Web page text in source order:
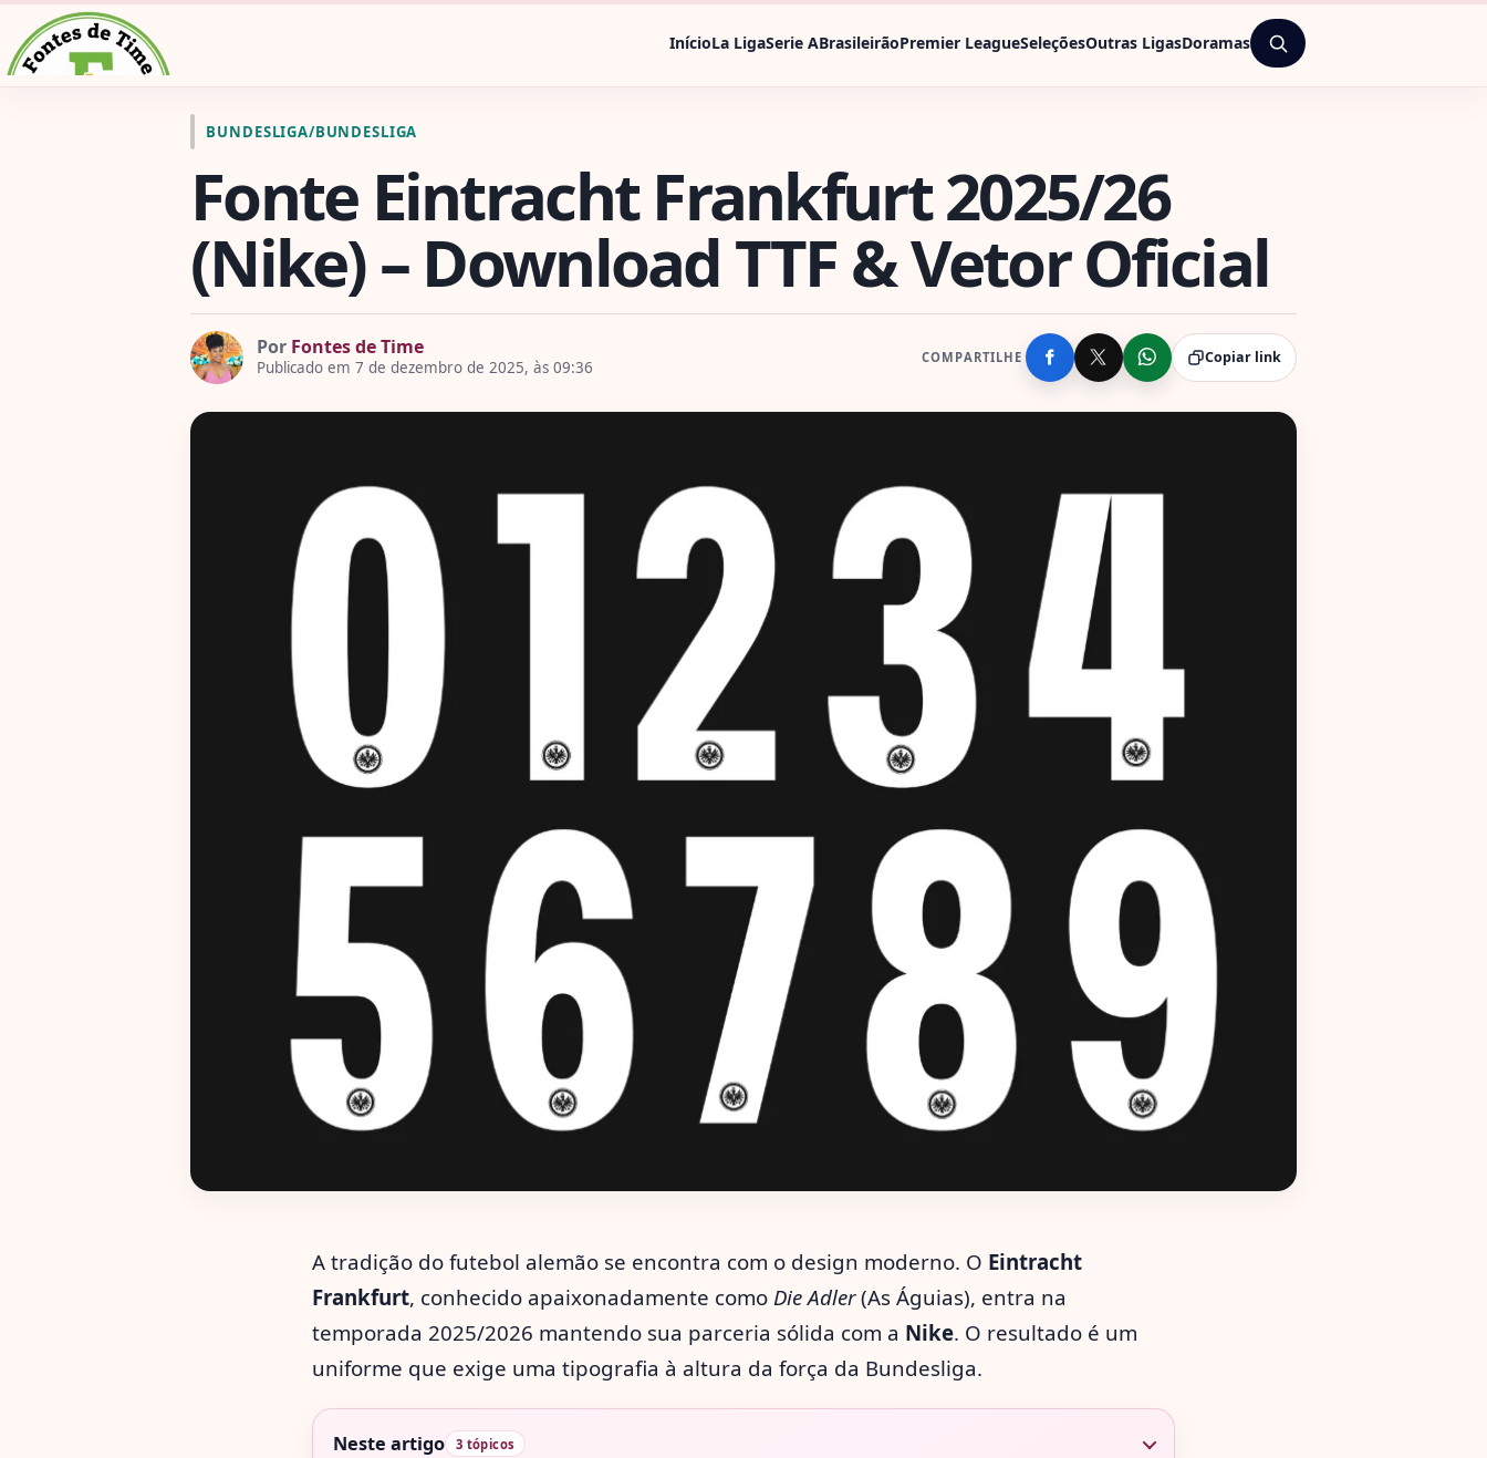
Pular para o conteúdo
Ir para a página inicial de Fontes de Time
InícioLa LigaSerie ABrasileirãoPremier LeagueSeleçõesOutras LigasDoramas
BUNDESLIGA/BUNDESLIGA
Fonte Eintracht Frankfurt 2025/26
(Nike) – Download TTF & Vetor Oficial
Por Fontes de Time
Publicado em 7 de dezembro de 2025, às 09:36
COMPARTILHE Copiar link
A tradição do futebol alemão se encontra com o design moderno. O Eintracht
Frankfurt, conhecido apaixonadamente como Die Adler(As Águias), entra na
temporada 2025/2026 mantendo sua parceria sólida com a Nike. O resultado é um
uniforme que exige uma tipografia à altura da força da Bundesliga.
Neste artigo 3 tópicos